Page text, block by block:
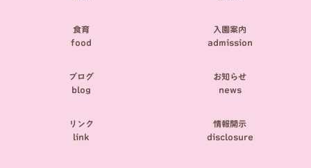
食育
food
入園案内
admission
ブログ
blog
お知らせ
news
リンク
link
情報開示
disclosure